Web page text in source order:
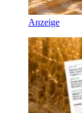
Anzeige